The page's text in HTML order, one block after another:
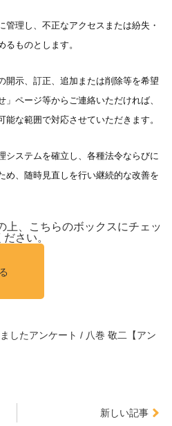
管理し、不正なアクセスまたは紛失・
るものとします。
開示、訂正、追加または削除等を希望
ページ等からご連絡いただければ、
能な範囲で対応させていただきます。
システムを確立し、各種法令ならびに
め、随時見直しを行い継続的な改善を
上、こちらのボックスにチェッ
さい。
したアンケート
八巻 敬二【アン
新しい記事